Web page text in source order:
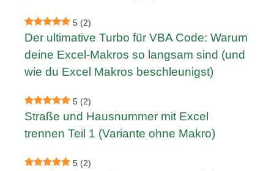
5 (2)
Der ultimative Turbo für VBA Code: Warum
deine Excel-Makros so langsam sind (und
wie du Excel Makros beschleunigst)
5 (2)
Straße und Hausnummer mit Excel
trennen Teil 1 (Variante ohne Makro)
5 (2)